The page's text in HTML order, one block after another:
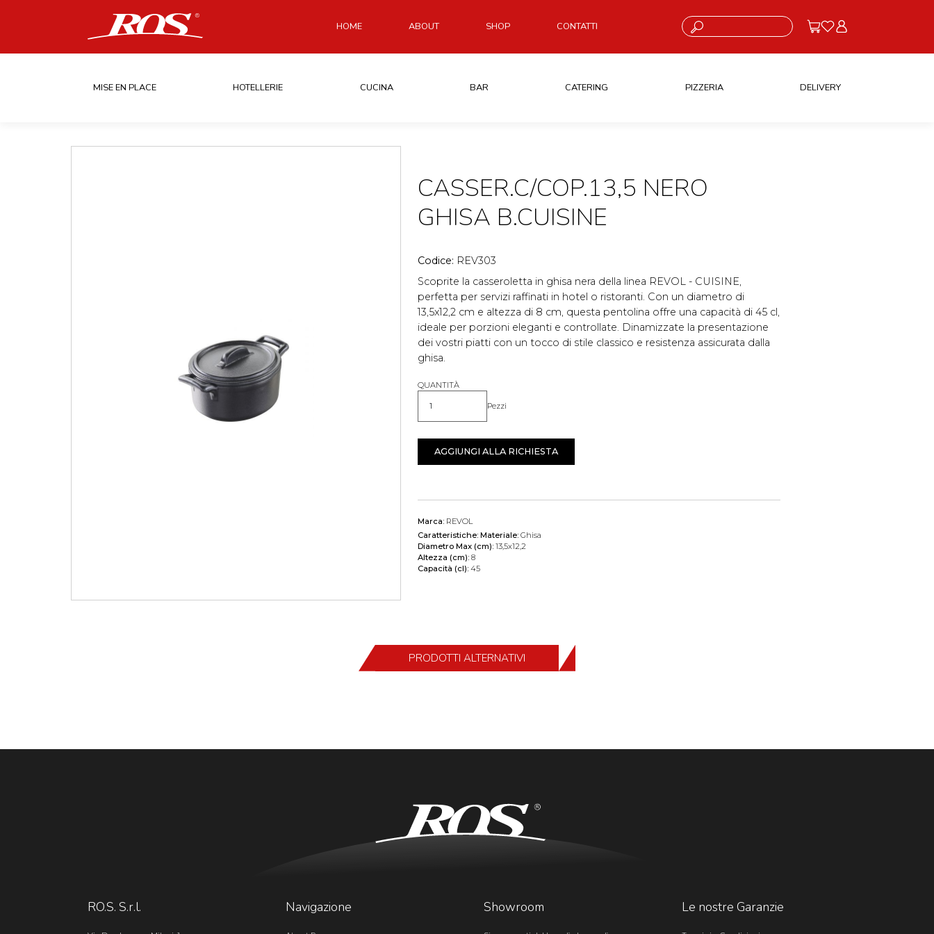
HOME ABOUT SHOP CONTATTI Cosa stai cercando?
MISE EN PLACE HOTELLERIE CUCINA BAR CATERING PIZZERIA DELIVERY
CASSER.C/COP.13,5 NERO
GHISA B.CUISINE
Codice: REV303
Scoprite la casseroletta in ghisa nera della linea REVOL - CUISINE,
perfetta per servizi raffinati in hotel o ristoranti. Con un diametro di
13,5x12,2 cm e altezza di 8 cm, questa pentolina offre una capacità di 45 cl,
ideale per porzioni eleganti e controllate. Dinamizzate la presentazione
dei vostri piatti con un tocco di stile classico e resistenza assicurata dalla
ghisa.
QUANTITÀ
Quantità Pezzi
AGGIUNGI ALLA RICHIESTA
Marca: REVOL
Caratteristiche: Materiale: Ghisa
Diametro Max (cm): 13,5x12,2
Altezza (cm): 8
Capacità (cl): 45
PRODOTTI ALTERNATIVI
RO.S. S.r.l. Navigazione Showroom Le nostre Garanzie